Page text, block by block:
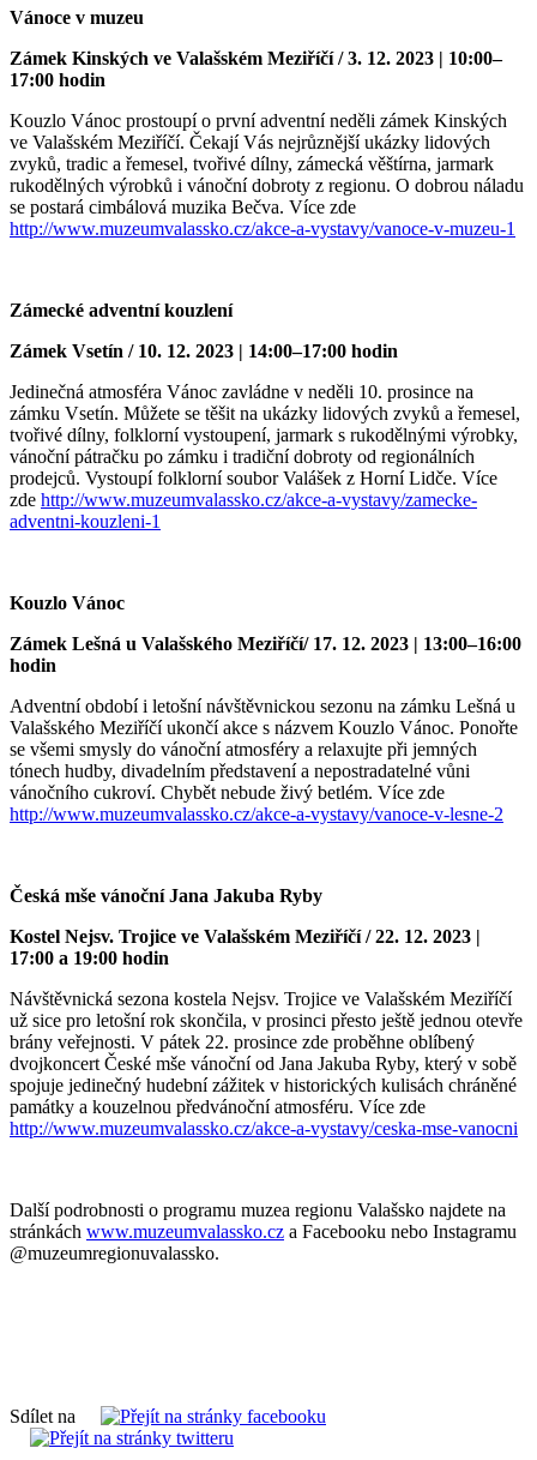
Vánoce v muzeu
Zámek Kinských ve Valašském Meziříčí / 3. 12. 2023 | 10:00–
17:00 hodin
Kouzlo Vánoc prostoupí o první adventní neděli zámek Kinských
ve Valašském Meziříčí. Čekají Vás nejrůznější ukázky lidových
zvyků, tradic a řemesel, tvořivé dílny, zámecká věštírna, jarmark
rukodělných výrobků i vánoční dobroty z regionu. O dobrou náladu
se postará cimbálová muzika Bečva. Více zde
http://www.muzeumvalassko.cz/akce-a-vystavy/vanoce-v-muzeu-1
Zámecké adventní kouzlení
Zámek Vsetín / 10. 12. 2023 | 14:00–17:00 hodin
Jedinečná atmosféra Vánoc zavládne v neděli 10. prosince na
zámku Vsetín. Můžete se těšit na ukázky lidových zvyků a řemesel,
tvořivé dílny, folklorní vystoupení, jarmark s rukodělnými výrobky,
vánoční pátračku po zámku i tradiční dobroty od regionálních
prodejců. Vystoupí folklorní soubor Valášek z Horní Lidče. Více
zde http://www.muzeumvalassko.cz/akce-a-vystavy/zamecke-
adventni-kouzleni-1
Kouzlo Vánoc
Zámek Lešná u Valašského Meziříčí/ 17. 12. 2023 | 13:00–16:00
hodin
Adventní období i letošní návštěvnickou sezonu na zámku Lešná u
Valašského Meziříčí ukončí akce s názvem Kouzlo Vánoc. Ponořte
se všemi smysly do vánoční atmosféry a relaxujte při jemných
tónech hudby, divadelním představení a nepostradatelné vůni
vánočního cukroví. Chybět nebude živý betlém. Více zde
http://www.muzeumvalassko.cz/akce-a-vystavy/vanoce-v-lesne-2
Česká mše vánoční Jana Jakuba Ryby
Kostel Nejsv. Trojice ve Valašském Meziříčí / 22. 12. 2023 |
17:00 a 19:00 hodin
Návštěvnická sezona kostela Nejsv. Trojice ve Valašském Meziříčí
už sice pro letošní rok skončila, v prosinci přesto ještě jednou otevře
brány veřejnosti. V pátek 22. prosince zde proběhne oblíbený
dvojkoncert České mše vánoční od Jana Jakuba Ryby, který v sobě
spojuje jedinečný hudební zážitek v historických kulisách chráněné
památky a kouzelnou předvánoční atmosféru. Více zde
http://www.muzeumvalassko.cz/akce-a-vystavy/ceska-mse-vanocni
Další podrobnosti o programu muzea regionu Valašsko najdete na
stránkách www.muzeumvalassko.cz a Facebooku nebo Instagramu
@muzeumregionuvalassko.
Sdílet na